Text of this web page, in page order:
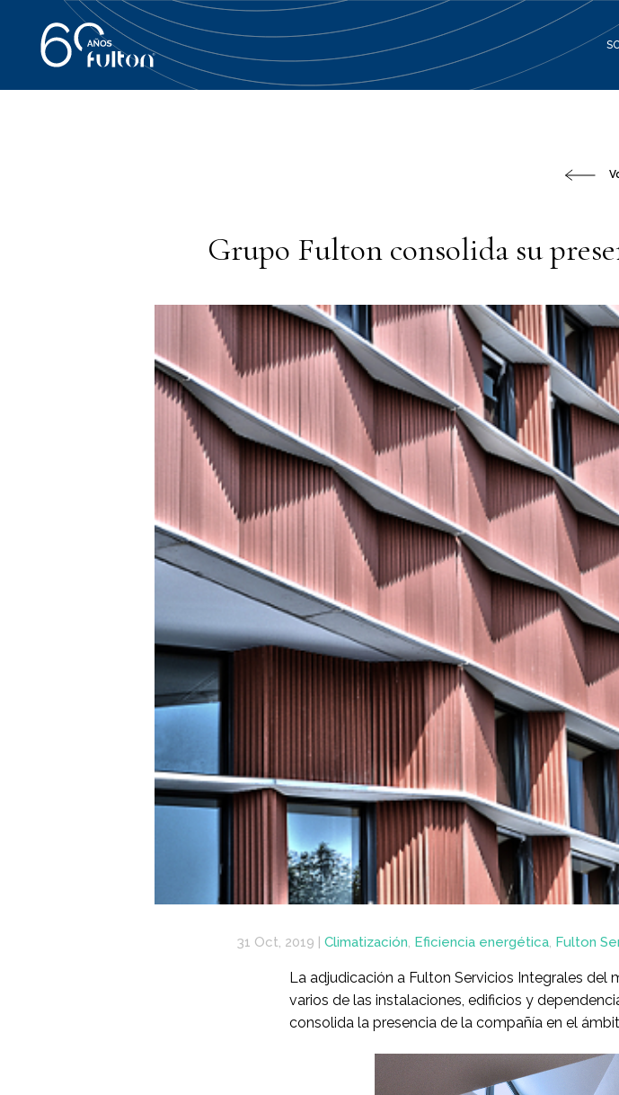
Grupo Fulton consolida su
31 Oct, 2019 | Climatización, Eficiencia energética, Fulton
La adjudicación a Fulton Servicios Integrales
varios de las instalaciones, edificios y
consolida la presencia de la compañía en el